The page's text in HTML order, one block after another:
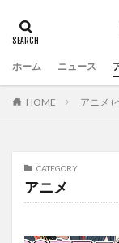
ホーム ニュース
HOME アニメ (
CATEGORY
アニメ